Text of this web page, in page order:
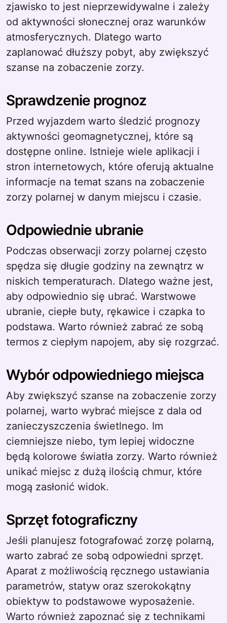
zjawisko to jest nieprzewidywalne i zależy
od aktywności słonecznej oraz warunków
atmosferycznych. Dlatego warto
zaplanować dłuższy pobyt, aby zwiększyć
szanse na zobaczenie zorzy.
Sprawdzenie prognoz
Przed wyjazdem warto śledzić prognozy
aktywności geomagnetycznej, które są
dostępne online. Istnieje wiele aplikacji i
stron internetowych, które oferują aktualne
informacje na temat szans na zobaczenie
zorzy polarnej w danym miejscu i czasie.
Odpowiednie ubranie
Podczas obserwacji zorzy polarnej często
spędza się długie godziny na zewnątrz w
niskich temperaturach. Dlatego ważne jest,
aby odpowiednio się ubrać. Warstwowe
ubranie, ciepłe buty, rękawice i czapka to
podstawa. Warto również zabrać ze sobą
termos z ciepłym napojem, aby się rozgrzać.
Wybór odpowiedniego miejsca
Aby zwiększyć szanse na zobaczenie zorzy
polarnej, warto wybrać miejsce z dala od
zanieczyszczenia świetlnego. Im
ciemniejsze niebo, tym lepiej widoczne
będą kolorowe światła zorzy. Warto również
unikać miejsc z dużą ilością chmur, które
mogą zasłonić widok.
Sprzęt fotograficzny
Jeśli planujesz fotografować zorzę polarną,
warto zabrać ze sobą odpowiedni sprzęt.
Aparat z możliwością ręcznego ustawiania
parametrów, statyw oraz szerokokątny
obiektyw to podstawowe wyposażenie.
Warto również zapoznać się z technikami